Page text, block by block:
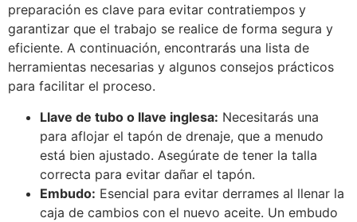
preparación es clave para evitar contratiempos y
garantizar que el trabajo se realice de forma segura y
eficiente. A continuación, encontrarás una lista de
herramientas necesarias y algunos consejos prácticos
para facilitar el proceso.
Llave de tubo o llave inglesa: Necesitarás una
para aflojar el tapón de drenaje, que a menudo
está bien ajustado. Asegúrate de tener la talla
correcta para evitar dañar el tapón.
Embudo: Esencial para evitar derrames al llenar la
caja de cambios con el nuevo aceite. Un embudo